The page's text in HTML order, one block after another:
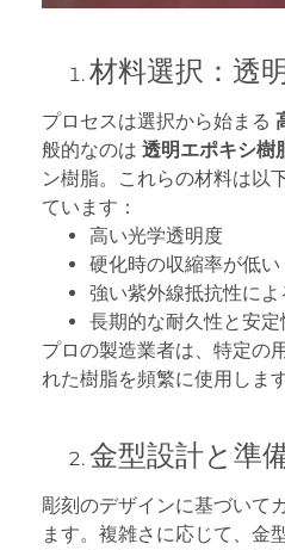
材料選択：透
プロセスは選択から始まる
般的なのは 透明エポキシ樹
ン樹脂。これらの材料は以
ています：
高い光学透明度
硬化時の収縮率が低い
強い紫外線抵抗性に
長期的な耐久性と安定
プロの製造業者は、特定の
れた樹脂を頻繁に使用しま
金型設計と準
彫刻のデザインに基づいて
ます。複雑さに応じて、金